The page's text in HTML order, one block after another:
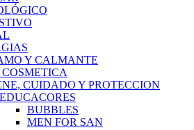
Y CALMANTE
CUIDADO Y PROTECCION
EDUCACORES
BUBBLES
MEN FOR SAN